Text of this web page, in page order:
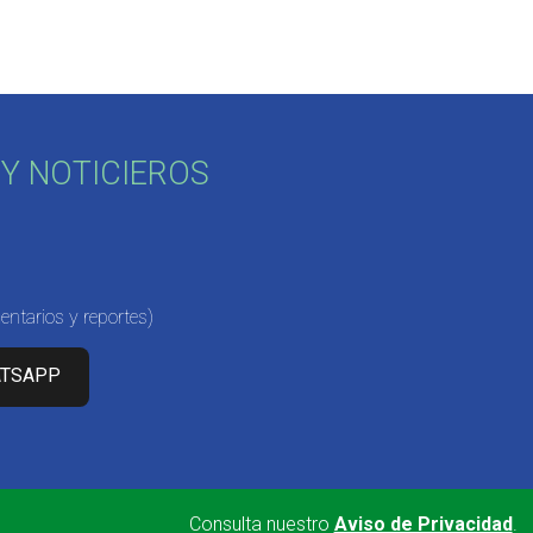
NOTICIEROS
y reportes)
Consulta nuestro Aviso de Privacidad.